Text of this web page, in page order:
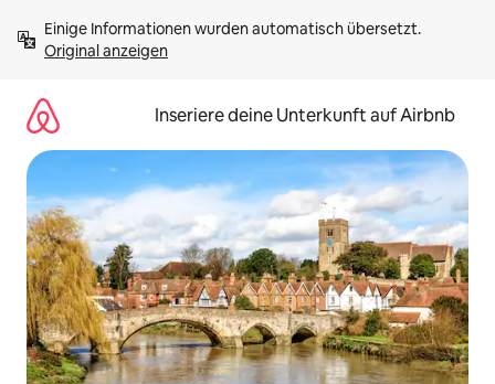
Inhalten
springenOriginal anzeigen
Inseriere deine Unterkunft auf Airbnb